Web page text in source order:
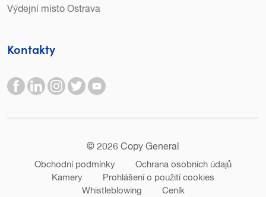
Výdejní místo Ostrava
Kontakty
© 2026 Copy General
Obchodní podmínky
Ochrana osobních údajů
Kamery
Prohlášení o použití cookies
Whistleblowing
Ceník